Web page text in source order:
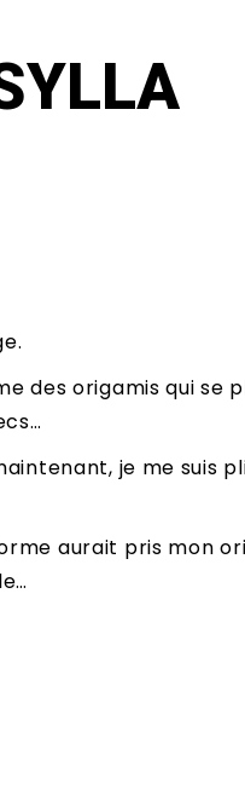
des origamis qui se
je me suis
aurait pris mon